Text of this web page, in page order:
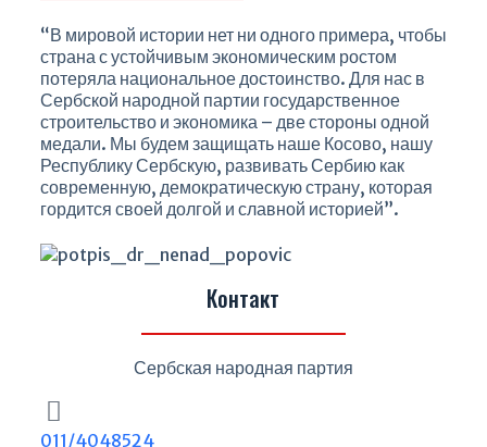
“В мировой истории нет ни одного примера, чтобы
страна с устойчивым экономическим ростом
потеряла национальное достоинство. Для нас в
Сербской народной партии государственное
строительство и экономика – две стороны одной
медали. Мы будем защищать наше Косово, нашу
Республику Сербскую, развивать Сербию как
современную, демократическую страну, которая
гордится своей долгой и славной историей”.
Контакт
Сербская народная партия
011/4048524